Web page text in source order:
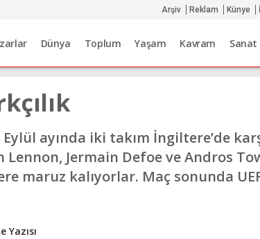
Arşiv Reklam Künye
Dünya Toplum Yaşam Kavram Sanat
Eylül ayında iki takım İngiltere’de
Jermain Defoe ve Andros
maruz kalıyorlar. Maç sonunda
Yazısı